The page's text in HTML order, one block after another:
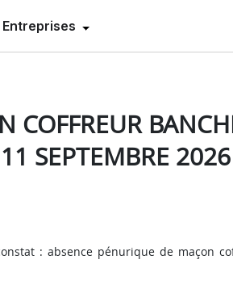
Entreprises
COFFREUR
SEPTEMBRE 2026
: absence pénurique de maçon